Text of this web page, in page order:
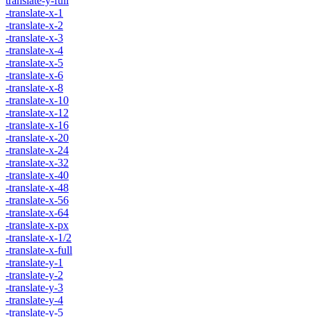
-translate-x-1
-translate-x-2
-translate-x-3
-translate-x-4
-translate-x-5
-translate-x-6
-translate-x-8
-translate-x-10
-translate-x-12
-translate-x-16
-translate-x-20
-translate-x-24
-translate-x-32
-translate-x-40
-translate-x-48
-translate-x-56
-translate-x-64
-translate-x-px
-translate-x-1/2
-translate-x-full
-translate-y-1
-translate-y-2
-translate-y-3
-translate-y-4
-translate-y-5